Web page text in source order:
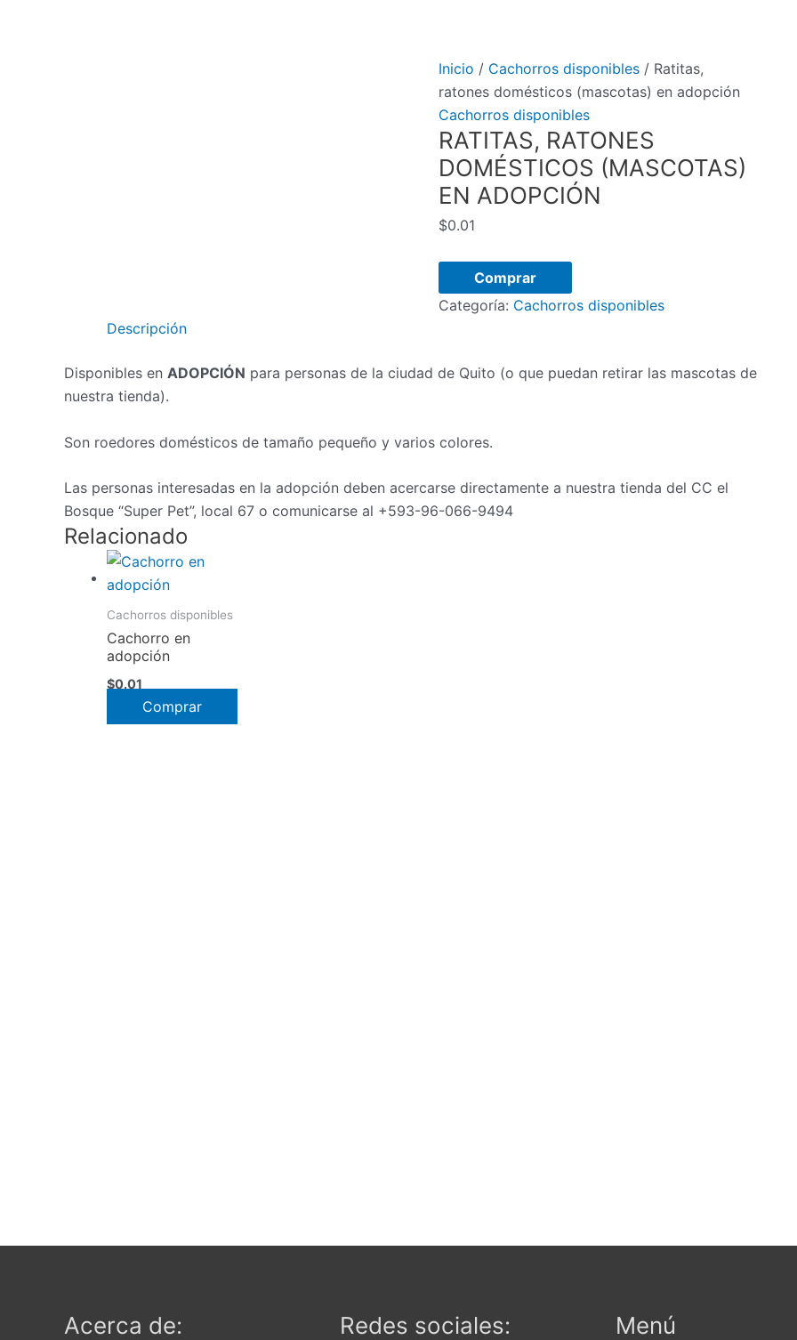
Inicio / Cachorros disponibles/ Ratitas,
ratones domésticos (mascotas) en adopción
Cachorros disponibles
RATITAS, RATONES
DOMÉSTICOS (MASCOTAS)
EN ADOPCIÓN
$0.01
Ratitas,
ratones
domésticos
en
Comprar
Categoría: Cachorros disponibles
Descripción
Disponibles en ADOPCIÓN para personas de la ciudad de Quito (o que puedan retirar las mascotas de
nuestra tienda).
Son roedores domésticos de tamaño pequeño y varios colores.
Las personas interesadas en la adopción deben acercarse directamente a nuestra tienda del CC el
Bosque “Super Pet”, local 67 o comunicarse al +593-96-066-9494
Relacionado
Cachorros disponibles
Cachorro en
adopción
$0.01
Comprar
Acerca de: Redes sociales: Menú